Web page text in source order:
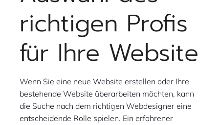
richtigen Profis
für Ihre Website
Wenn Sie eine neue Website erstellen oder Ihre
bestehende Website überarbeiten möchten, kann
die Suche nach dem richtigen Webdesigner eine
entscheidende Rolle spielen. Ein erfahrener